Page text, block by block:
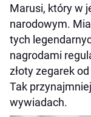
Marusi, który w
narodowym.
tych
nagrodami
złoty zegarek
Tak
wywiadach.